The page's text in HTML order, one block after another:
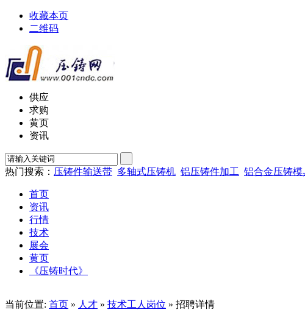
收藏本页
二维码
供应
求购
黄页
资讯
热门搜索： 压铸件输送带 多轴式压铸机 铝压铸件加工 铝合金压铸模
首页
资讯
行情
技术
展会
黄页
《压铸时代》
当前位置: 首页 » 人才 » 技术工人岗位 » 招聘详情